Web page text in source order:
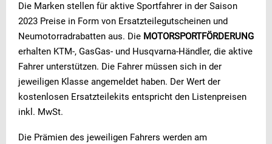
Die Marken stellen für aktive Sportfahrer in der Saison
2023 Preise in Form von Ersatzteilegutscheinen und
Neumotorradrabatten aus. Die MOTORSPORTFÖRDERUNG
erhalten KTM-, GasGas- und Husqvarna-Händler, die aktive
Fahrer unterstützen. Die Fahrer müssen sich in der
jeweiligen Klasse angemeldet haben. Der Wert der
kostenlosen Ersatzteilekits entspricht den Listenpreisen
inkl. MwSt.
Die Prämien des jeweiligen Fahrers werden am